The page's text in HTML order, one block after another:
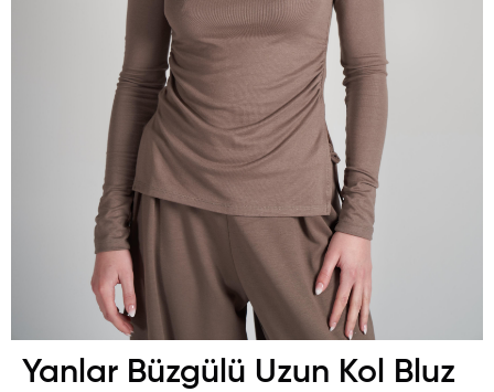
Yanlar Büzgülü Uzun Kol Bluz